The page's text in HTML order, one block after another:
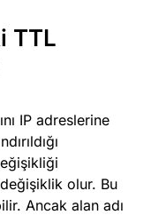
TTL
IP adreslerine
değişiklik olur. Bu
Ancak alan adı